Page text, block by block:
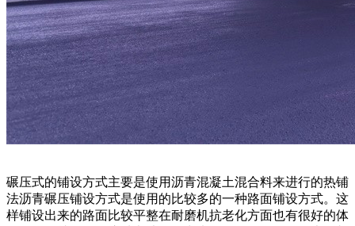
碾压式的铺设方式主要是使用沥青混凝土混合料来进行的热铺
法沥青碾压铺设方式是使用的比较多的一种路面铺设方式。这
样铺设出来的路面比较平整在耐磨机抗老化方面也有很好的体